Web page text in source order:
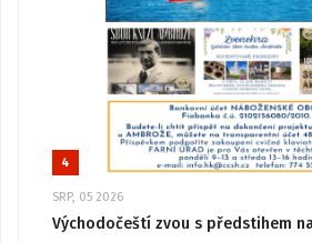
4
SRP, 05 2026
Východočeští zvou s předstihem